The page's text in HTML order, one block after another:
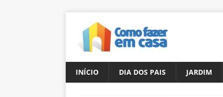
INÍCIO DIA DOS PAIS JARDIM